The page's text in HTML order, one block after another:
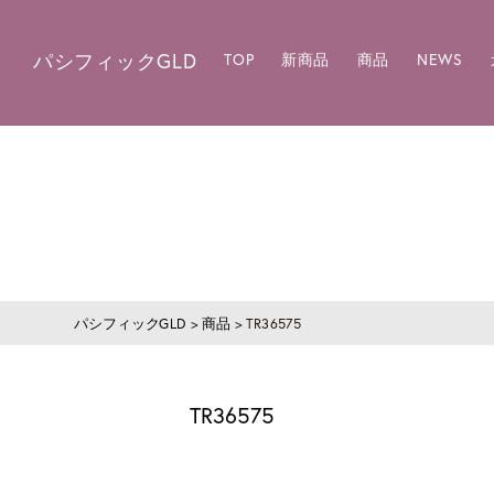
パシフィックGLD TOP 新商品 商品 NEWS
パシフィックGLD >商品 >TR36575
TR36575